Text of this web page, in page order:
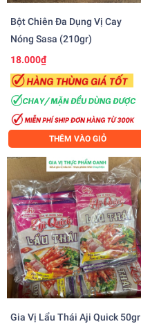
Bột Chiên Đa Dụng Vị Cay
Nóng Sasa (210gr)
18.000₫
THÊM VÀO GIỎ
Gia Vị Lẩu Thái Aji Quick 50gr